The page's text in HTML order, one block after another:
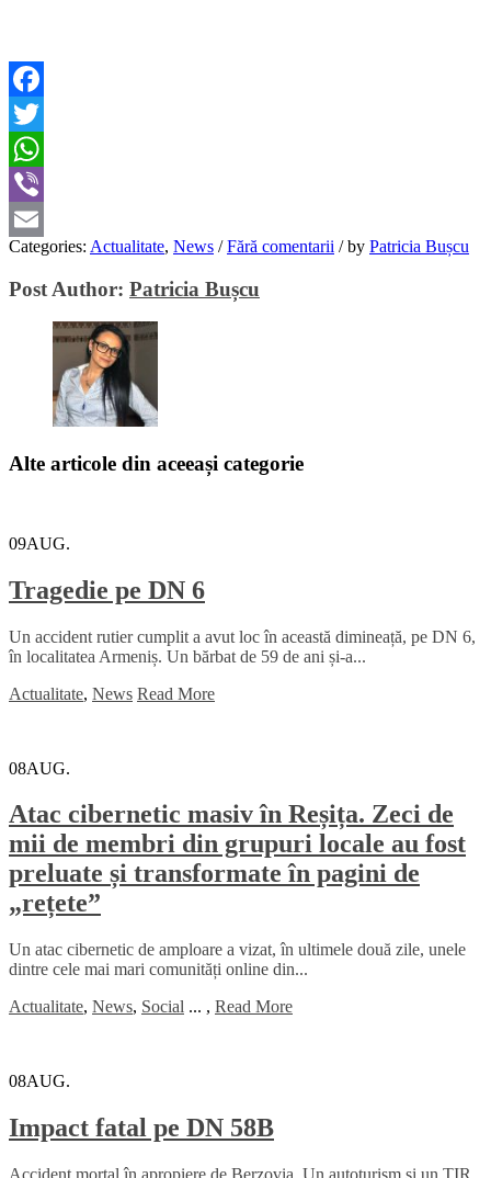
Facebook
Twitter
WhatsApp
Viber
Email
Categories: Actualitate, News / Fără comentarii /by Patricia Bușcu
Post Author: Patricia Bușcu
Alte articole din aceeași categorie
09AUG.
Tragedie pe DN 6
Un accident rutier cumplit a avut loc în această dimineață, pe DN 6,
în localitatea Armeniș. Un bărbat de 59 de ani și-a...
Actualitate, News Read More
08AUG.
Atac cibernetic masiv în Reșița. Zeci de
mii de membri din grupuri locale au fost
preluate și transformate în pagini de
„rețete”
Un atac cibernetic de amploare a vizat, în ultimele două zile, unele
dintre cele mai mari comunități online din...
Actualitate, News, Social ... , Read More
08AUG.
Impact fatal pe DN 58B